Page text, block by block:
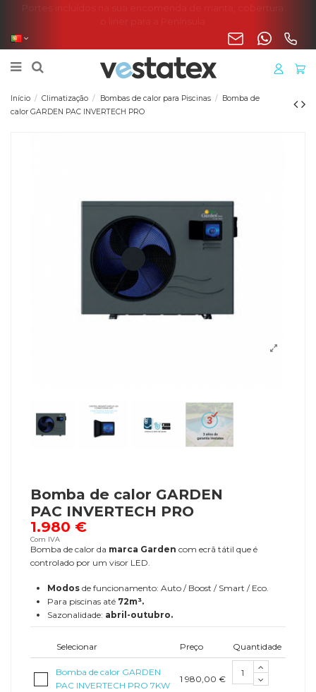
Início Climatização Bombas de calor para Piscinas
Bomba de
calor GARDEN PAC INVERTECH PRO
Bomba de calor GARDEN
PAC INVERTECH PRO
1.980 €
Com IVA
Bomba de calor da marca Garden com ecrã tátil que é
controlado por um visor LED.
Modos de funcionamento: Auto / Boost / Smart / Eco.
Para piscinas até 72m³.
Sazonalidade: abril-outubro.
Selecionar Preço Quantidade
Bomba de calor GARDEN
PAC INVERTECH PRO 7KW
1 980,00 €